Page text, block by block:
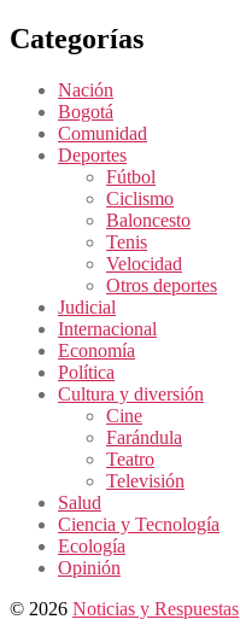
Categorías
Nación
Bogotá
Comunidad
Deportes
Fútbol
Ciclismo
Baloncesto
Tenis
Velocidad
Otros deportes
Judicial
Internacional
Economía
Política
Cultura y diversión
Cine
Farándula
Teatro
Televisión
Salud
Ciencia y Tecnología
Ecología
Opinión
© 2026 Noticias y Respuestas